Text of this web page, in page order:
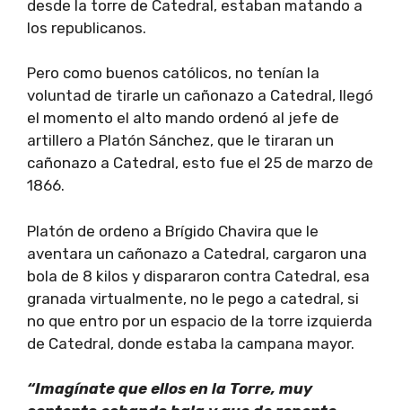
desde la torre de Catedral, estaban matando a
los republicanos.
Pero como buenos católicos, no tenían la
voluntad de tirarle un cañonazo a Catedral, llegó
el momento el alto mando ordenó al jefe de
artillero a Platón Sánchez, que le tiraran un
cañonazo a Catedral, esto fue el 25 de marzo de
1866.
Platón de ordeno a Brígido Chavira que le
aventara un cañonazo a Catedral, cargaron una
bola de 8 kilos y dispararon contra Catedral, esa
granada virtualmente, no le pego a catedral, si
no que entro por un espacio de la torre izquierda
de Catedral, donde estaba la campana mayor.
“Imagínate que ellos en la Torre, muy